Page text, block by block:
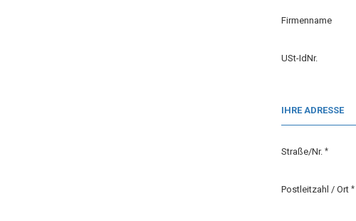
Firmenname
USt-IdNr.
IHRE ADRESSE
Straße/Nr.
Postleitzahl / Ort